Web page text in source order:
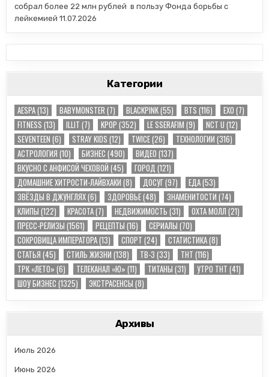
собрал более 22 млн рублей в пользу Фонда борьбы с
лейкемией 11.07.2026
Категории
AESPA(13) BABYMONSTER (7) BLACKPINK(55) BTS (116) EXO (7)
FITNESS (13) ILLIT (7) KPOP (352) LE SSERAFIM (9) NCT U (12)
SEVENTEEN (6) STRAY KIDS (12) TWICE(26) TЕХНОЛОГИИ (316)
АСТРОЛОГИЯ (10) БИЗНЕС (490) ВИДЕО (137)
ВКУСНО С АНФИСОЙ ЧЕХОВОЙ (45) ГОРОД (121)
ДОМАШНИЕ ХИТРОСТИ-ЛАЙВХАКИ (8) ДОСУГ(97) ЕДА(53)
ЗВЁЗДЫ В ДЖУНГЛЯХ(6) ЗДОРОВЬЕ(48) ЗНАМЕНИТОСТИ (74)
КЛИПЫ (122) КРАСОТА(7) НЕДВИЖИМОСТЬ (31) ОХТА МОЛЛ (21)
ПРЕСС-РЕЛИЗЫ (1561) РЕЦЕПТЫ (16) СЕРИАЛЫ (70)
СОКРОВИЩА ИМПЕРАТОРА(13) СПОРТ (24) СТАТИСТИКА(8)
СТАТЬЯ (45) СТИЛЬ ЖИЗНИ (138) ТВ-3 (33) ТНТ (116)
ТРК «ЛЕТО» (6) ТЕЛЕКАНАЛ «Ю» (11) ТИТАНЫ (31) УТРО ТНТ (41)
ШОУ БИЗНЕС (1325) ЭКСТРАСЕНСЫ (8)
Архивы
Июль 2026
Июнь 2026